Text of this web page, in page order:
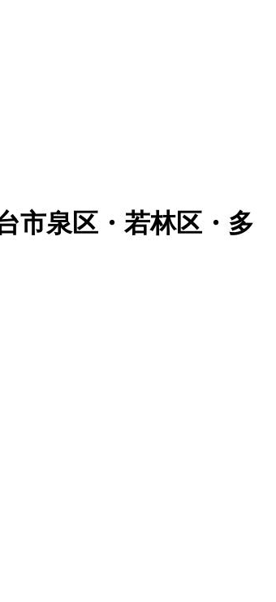
市泉区・若林区・多